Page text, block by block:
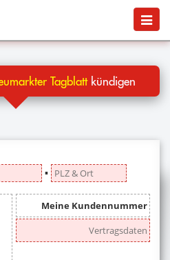
Menü
Tagblattkündigen
▪